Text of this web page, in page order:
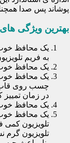
پوشاند پس صدا
بهترین ویژگی
یک محافظ خوب
به فریم
یک محافظ خوب
یک محافظ
چسب روی قاب
در زمان تمییز
یک محافظ خوب
یک محافظ خوب
تلویزیون کمی
تلویزیون گرم